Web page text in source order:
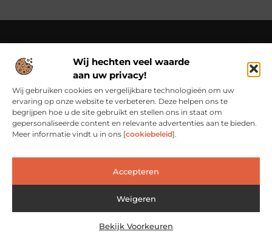
Wij hechten veel waarde
aan uw privacy!
Wij gebruiken cookies en vergelijkbare technologieën om uw
ervaring op onze website te verbeteren. Deze helpen ons te
begrijpen hoe u de site gebruikt en stellen ons in staat om
gepersonaliseerde content en relevante advertenties aan te bieden.
Meer informatie vindt u in ons [cookiebeleid].
Accepteren
Weigeren
Bekijk Voorkeuren
Over Cn-flex
Cn-flex.nl – Altijd in beweging – verhalen voor elke dag.
Ontdek inspirerende blogs en artikelen die het dagelijks leven
in al zijn facetten belichten.
Bericht categorie
@2025 www.cn-flex.nl. All Right Reserved.